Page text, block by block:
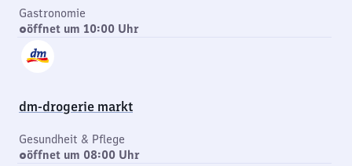
Gastronomie
öffnet um 10:00 Uhr
dm-drogerie markt
Gesundheit & Pflege
öffnet um 08:00 Uhr